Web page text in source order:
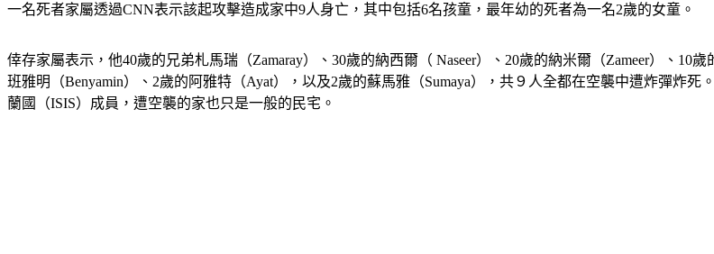
一名死者家屬透過CNN表示該起攻擊造成家中9人身亡，其中包括6名孩童，最年幼的死者為一名2歲的女童。
倖存家屬表示，他40歲的兄弟札馬瑞（Zamaray）、30歲的納西爾（ Naseer）、20歲的納米爾（Zameer）、10
班雅明（Benyamin）、2歲的阿雅特（Ayat），以及2歲的蘇馬雅（Sumaya），共９人全都在空襲中遭炸彈炸
蘭國（ISIS）成員，遭空襲的家也只是一般的民宅。